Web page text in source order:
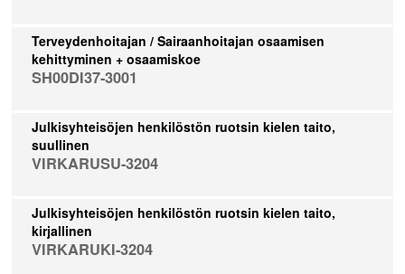
Terveydenhoitajan / Sairaanhoitajan osaamisen
kehittyminen + osaamiskoe
SH00DI37-3001
Julkisyhteisöjen henkilöstön ruotsin kielen taito,
suullinen
VIRKARUSU-3204
Julkisyhteisöjen henkilöstön ruotsin kielen taito,
kirjallinen
VIRKARUKI-3204